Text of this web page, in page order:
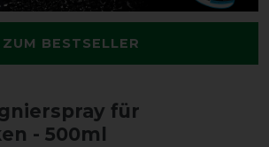
ZUM BESTSELLER
für
- 500ml